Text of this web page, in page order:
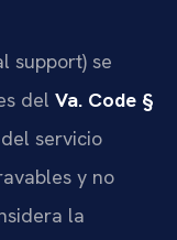
support) se
del Va. Code §
servicio
y no
la